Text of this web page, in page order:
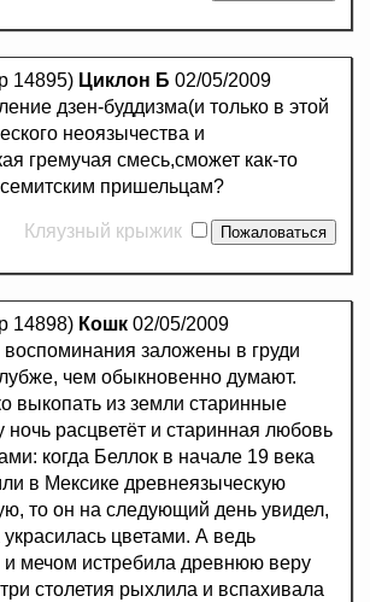
14895) Циклон Б 02/05/2009
дзен-буддизма(и только в этой
неоязычества и
гремучая смесь,сможет как-то
семитским пришельцам?
Кляузный крыжик
14898) Кошк 02/05/2009
заложены в груди
чем обыкновенно думают.
выкопать из земли старинные
ночь расцветёт и старинная любовь
когда Беллок в начале 19 века
в Мексике древнеязыческую
то он на следующий день увидел,
украсилась цветами. А ведь
и мечом истребила древнюю веру
столетия рыхлила и вспахивала